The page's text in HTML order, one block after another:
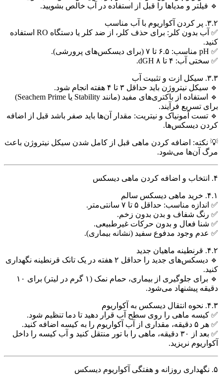
🔹 فیلتر و مدیاها را قبل از استفاده در آب خالص بشویید.
۳.۲. پر کردن آکواریوم با آب مناسب
✅ آب بدون کلر: برای حذف کلر، از ضد کلر یا دستگاه RO استفاده
کنید.
✅ pH مناسب: ۶.۵ تا ۷ (برای دیسکس‌های پرورشی).
✅ سختی آب: ۴ تا ۸ dGH.
۳.۳. سیکل ازت و تثبیت آب
🔹 سیکل نیتروژن باید حداقل ۳ تا ۴ هفته انجام شود.
🔹 استفاده از باکتری‌های مفید (مانند Stability یا Seachem Prime)
برای تسریع فرآیند.
🔹 تست آمونیاک و نیتریت: مقدار آن‌ها باید صفر باشد قبل از اضافه
کردن دیسکس‌ها.
💡 نکته: اضافه کردن ماهی قبل از کامل شدن سیکل نیتروژن باعث
مرگ آن‌ها می‌شود.
۴. انتخاب و اضافه کردن ماهی دیسکس
۴.۱. خرید ماهی دیسکس سالم
✅ اندازه مناسب: حداقل ۵ تا ۷ سانتی‌متر.
✅ رنگ شفاف و بدن بدون زخم.
✅ شنا فعال و بدون حرکات غیرطبیعی.
✅ عدم وجود مدفوع سفید (نشانه بیماری).
۴.۲. قرنطینه ماهیان جدید
🔹 دیسکس‌های جدید را حداقل ۲ هفته در یک تانک قرنطینه نگهداری
کنید.
🔹 برای جلوگیری از بیماری، حمام نمک (۱ گرم در لیتر) برای ۱۰
دقیقه پیشنهاد می‌شود.
۴.۳. نحوه انتقال دیسکس به آکواریوم
✅ کیسه ماهی را روی سطح آب قرار دهید تا دما تنظیم شود.
✅ هر ۵ دقیقه، مقداری از آب آکواریوم را به کیسه اضافه کنید.
✅ بعد از ۳۰ دقیقه، ماهی را با تور منتقل کنید و آب کیسه را داخل
آکواریوم نریزید.
۵. نگهداری روزانه و هفتگی آکواریوم دیسکس